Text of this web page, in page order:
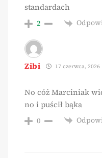
standardach
2
Zibi 17 czerwca, 2026
No cóż Marciniak
no i puścił bąka
0